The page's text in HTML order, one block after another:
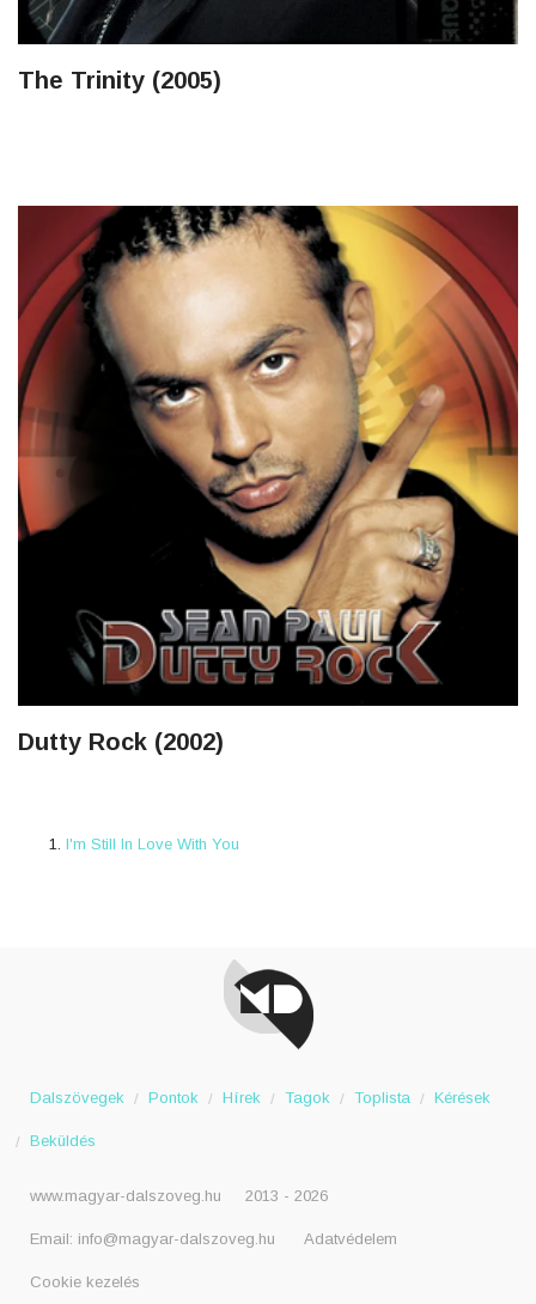
The Trinity (2005)
Dutty Rock (2002)
I'm Still In Love With You
Dalszövegek Pontok Hírek Tagok Toplista Kérések
Beküldés
www.magyar-dalszoveg.hu 2013 - 2026
Email: info@magyar-dalszoveg.hu Adatvédelem
Cookie kezelés